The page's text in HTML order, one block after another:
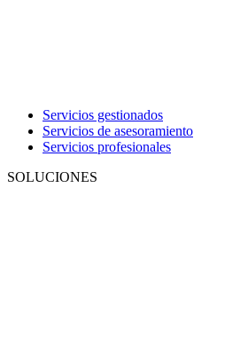
Servicios gestionados
Servicios de asesoramiento
Servicios profesionales
SOLUCIONES